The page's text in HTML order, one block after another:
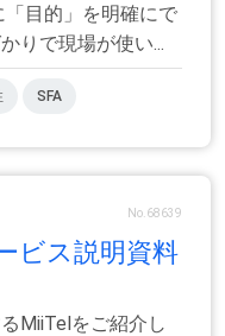
目的」を明確にで
りで現場が使い...
SFA
No.68639
ビス説明資料
MiiTelをご紹介し